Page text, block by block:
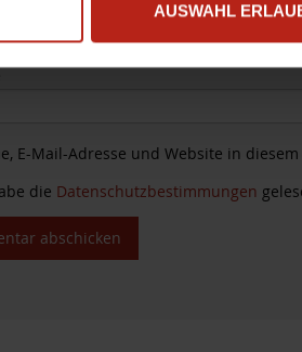
AUSWAHL
E-Mail-Adresse und Website in
die Datenschutzbestimmungen